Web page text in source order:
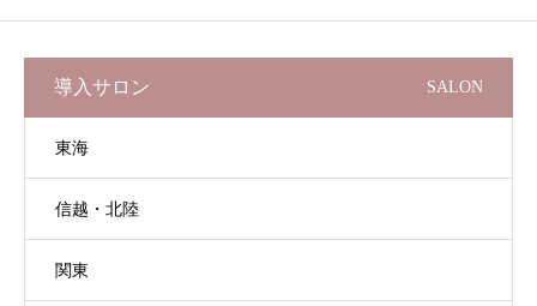
導入サロン SALON
東海
信越・北陸
関東